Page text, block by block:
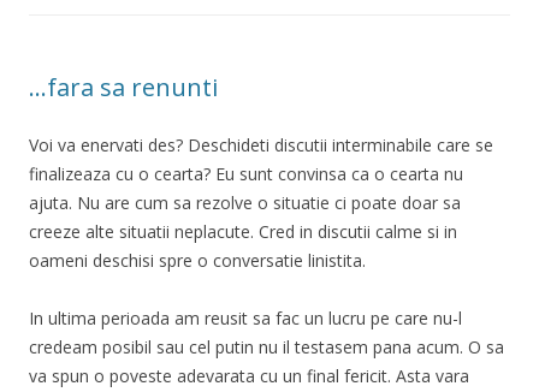
…fara sa renunti
Voi va enervati des? Deschideti discutii interminabile care se
finalizeaza cu o cearta? Eu sunt convinsa ca o cearta nu
ajuta. Nu are cum sa rezolve o situatie ci poate doar sa
creeze alte situatii neplacute. Cred in discutii calme si in
oameni deschisi spre o conversatie linistita.
In ultima perioada am reusit sa fac un lucru pe care nu-l
credeam posibil sau cel putin nu il testasem pana acum. O sa
va spun o poveste adevarata cu un final fericit. Asta vara